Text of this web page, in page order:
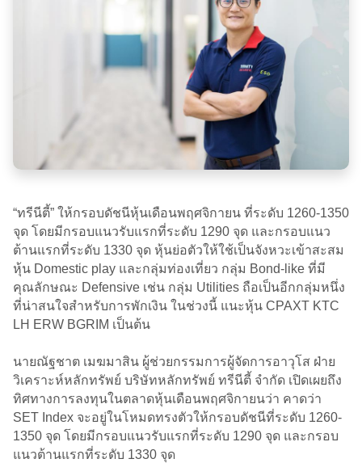
“ทรีนีตี้” ให้กรอบดัชนีหุ้นเดือนพฤศจิกายน ที่ระดับ 1260-1350
จุด โดยมีกรอบแนวรับแรกที่ระดับ 1290 จุด และกรอบแนว
ต้านแรกที่ระดับ 1330 จุด หุ้นย่อตัวให้ใช้เป็นจังหวะเข้าสะสม
หุ้น Domestic play และกลุ่มท่องเที่ยว กลุ่ม Bond-like ที่มี
คุณลักษณะ Defensive เช่น กลุ่ม Utilities ถือเป็นอีกกลุ่มหนึ่ง
ที่น่าสนใจสำหรับการพักเงิน ในช่วงนี้ แนะหุ้น CPAXT KTC
LH ERW BGRIM เป็นต้น
นายณัฐชาต เมฆมาสิน ผู้ช่วยกรรมการผู้จัดการอาวุโส ฝ่าย
วิเคราะห์หลักทรัพย์ บริษัทหลักทรัพย์ ทรีนีตี้ จำกัด เปิดเผยถึง
ทิศทางการลงทุนในตลาดหุ้นเดือนพฤศจิกายนว่า คาดว่า
SET Index จะอยู่ในโหมดทรงตัวให้กรอบดัชนีที่ระดับ 1260-
1350 จุด โดยมีกรอบแนวรับแรกที่ระดับ 1290 จุด และกรอบ
แนวต้านแรกที่ระดับ 1330 จุด